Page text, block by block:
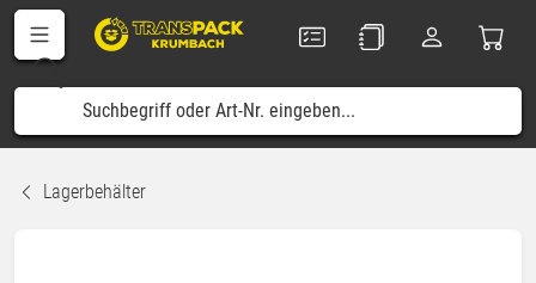
Lagerbehälter